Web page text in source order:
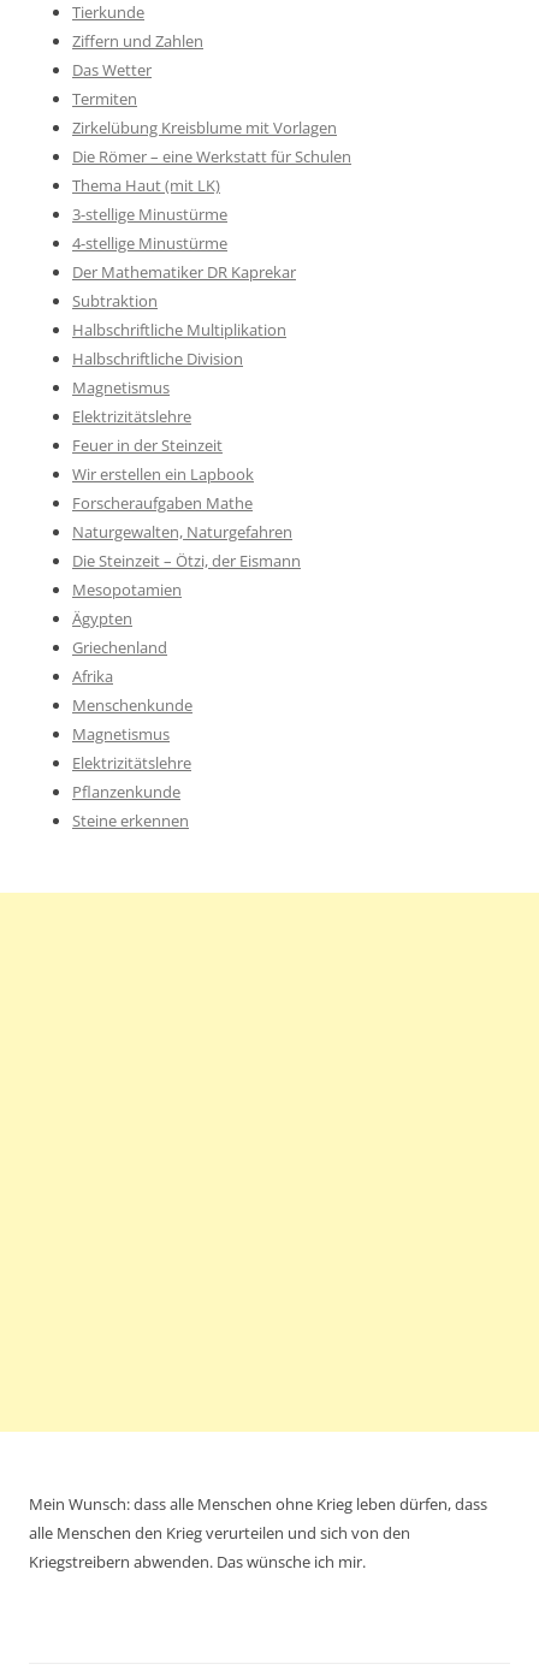
Tierkunde
Ziffern und Zahlen
Das Wetter
Termiten
Zirkelübung Kreisblume mit Vorlagen
Die Römer – eine Werkstatt für Schulen
Thema Haut (mit LK)
3-stellige Minustürme
4-stellige Minustürme
Der Mathematiker DR Kaprekar
Subtraktion
Halbschriftliche Multiplikation
Halbschriftliche Division
Magnetismus
Elektrizitätslehre
Feuer in der Steinzeit
Wir erstellen ein Lapbook
Forscheraufgaben Mathe
Naturgewalten, Naturgefahren
Die Steinzeit – Ötzi, der Eismann
Mesopotamien
Ägypten
Griechenland
Afrika
Menschenkunde
Magnetismus
Elektrizitätslehre
Pflanzenkunde
Steine erkennen
Mein Wunsch: dass alle Menschen ohne Krieg leben dürfen, dass
alle Menschen den Krieg verurteilen und sich von den
Kriegstreibern abwenden. Das wünsche ich mir.